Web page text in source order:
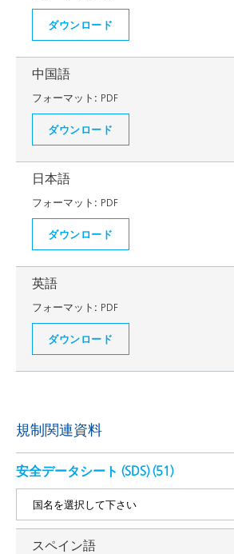
ダウンロード
中国語
フォーマット: PDF
ダウンロード
日本語
フォーマット: PDF
ダウンロード
英語
フォーマット: PDF
ダウンロード
規制関連資料
安全データシート (SDS) (51)
スペイン語